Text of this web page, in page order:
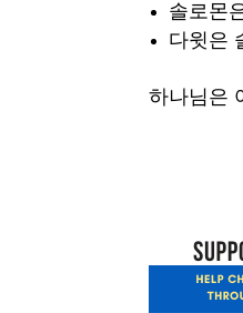
솔로몬
다윗은
하나님은